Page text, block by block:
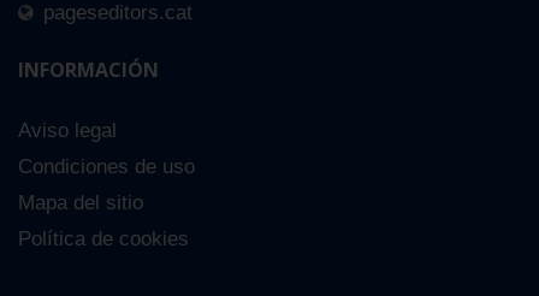
pageseditors.cat
INFORMACIÓN
Aviso legal
Condiciones de uso
Mapa del sitio
Política de cookies